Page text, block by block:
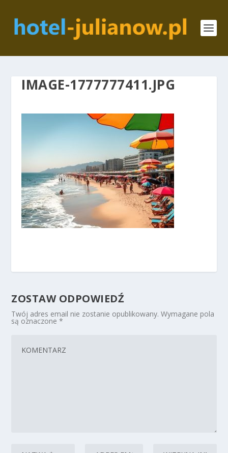
IMAGE-1777777411.JPG
ZOSTAW ODPOWIEDŹ
Twój adres email nie zostanie opublikowany. Wymagane pola
są oznaczone*